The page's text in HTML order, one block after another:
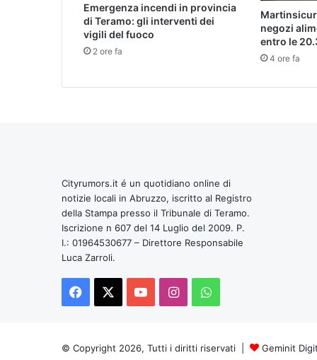
Emergenza incendi in provincia
di Teramo: gli interventi dei
vigili del fuoco
2 ore fa
negozi
entro le
4 ore fa
Cityrumors.it é un quotidiano online di
notizie locali in Abruzzo, iscritto al Registro
della Stampa presso il Tribunale di Teramo.
Iscrizione n 607 del 14 Luglio del 2009. P.
I.: 01964530677 – Direttore Responsabile
Luca Zarroli.
Facebook
You InstagramWhatsApp
© Copyright 2026, Tutti i diritti riservati | Geminit